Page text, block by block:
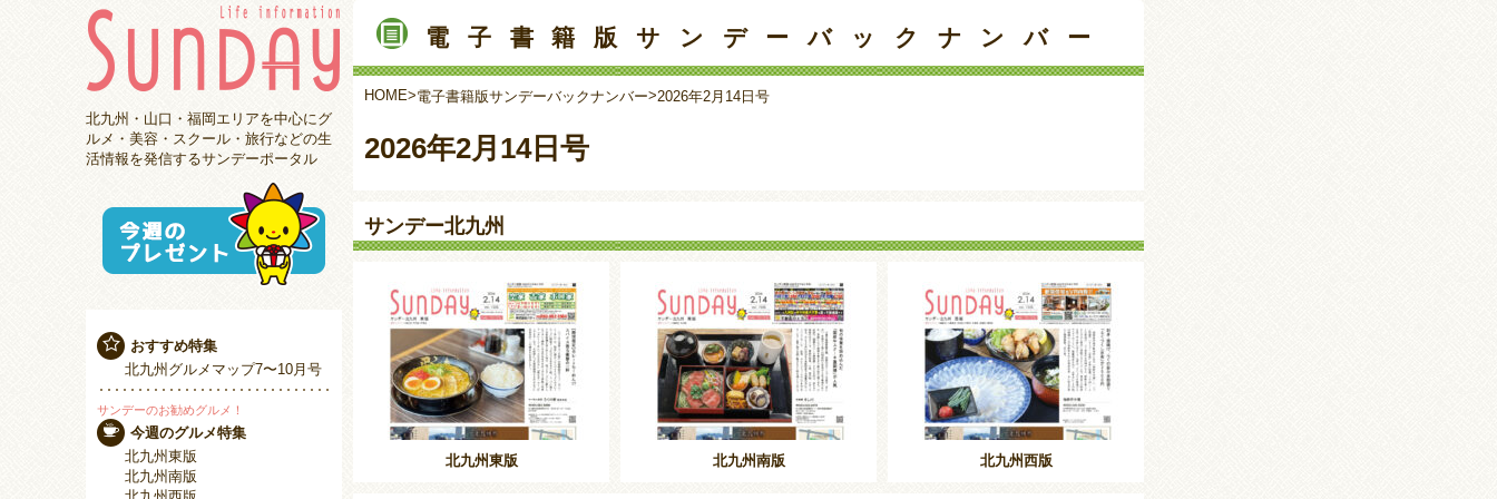
北九州・山口・福岡エリアを中心にグ
ルメ・美容・スクール・旅行などの生
活情報を発信するサンデーポータル
おすすめ特集
北九州グルメマップ7〜10月号
サンデーのお勧めグルメ！
今週のグルメ特集
北九州東版
北九州南版
電子書籍版サンデーバックナンバー
HOME>電子書籍版サンデーバックナンバー>2026年2月14日号
2026年2月14日号
サンデー北九州
北九州東版 北九州南版 北九州西版